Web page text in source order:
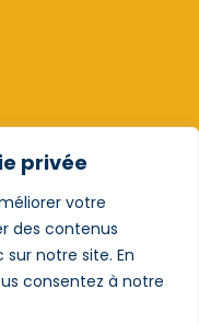
privée
votre
des contenus
notre site. En
consentez à notre